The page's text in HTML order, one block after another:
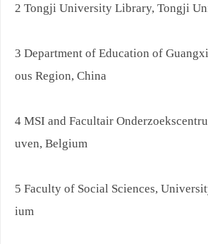
2 Tongji University Library, Tongji
3 Department of Education of
ous Region, China
4 MSI and Facultair
uven, Belgium
5 Faculty of Social Sciences,
ium